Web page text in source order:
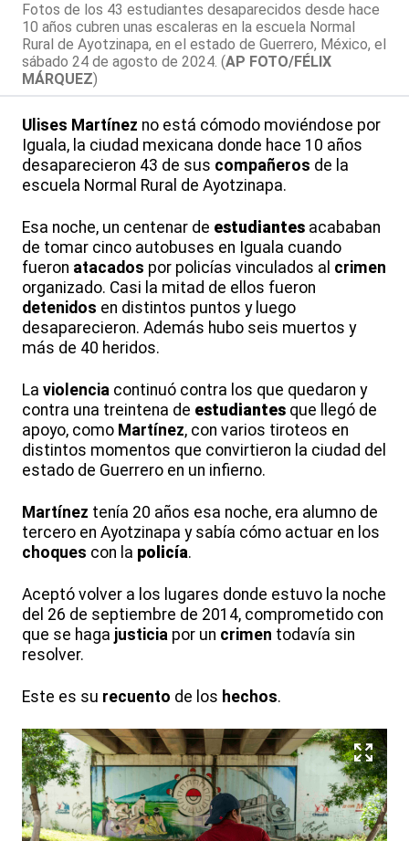
Fotos de los 43 estudiantes desaparecidos desde hace
10 años cubren unas escaleras en la escuela Normal
Rural de Ayotzinapa, en el estado de Guerrero, México, el
sábado 24 de agosto de 2024. (AP FOTO/FÉLIX
MÁRQUEZ)
Ulises Martínez no está cómodo moviéndose por
Iguala, la ciudad mexicana donde hace 10 años
desaparecieron 43 de sus compañeros de la
escuela Normal Rural de Ayotzinapa.
Esa noche, un centenar de estudiantes acababan
de tomar cinco autobuses en Iguala cuando
fueron atacados por policías vinculados al crimen
organizado. Casi la mitad de ellos fueron
detenidos en distintos puntos y luego
desaparecieron. Además hubo seis muertos y
más de 40 heridos.
La violencia continuó contra los que quedaron y
contra una treintena de estudiantes que llegó de
apoyo, como Martínez, con varios tiroteos en
distintos momentos que convirtieron la ciudad del
estado de Guerrero en un infierno.
Martínez tenía 20 años esa noche, era alumno de
tercero en Ayotzinapa y sabía cómo actuar en los
choques con la policía.
Aceptó volver a los lugares donde estuvo la noche
del 26 de septiembre de 2014, comprometido con
que se haga justicia por un crimen todavía sin
resolver.
Este es su recuento de los hechos.